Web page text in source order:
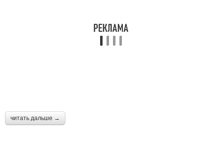
читать дальше →